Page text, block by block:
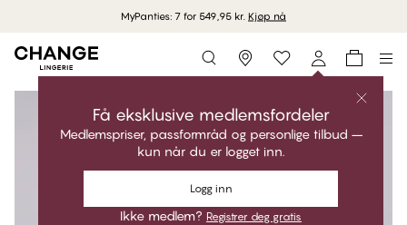
MyPanties: 7 for 549,95 kr. Kjøp nå
Storefinder
Få eksklusive medlemsfordeler
Medlemspriser, passformråd og personlige tilbud –
kun når du er logget inn.
Logg inn
Ikke medlem? Registrer deg gratis